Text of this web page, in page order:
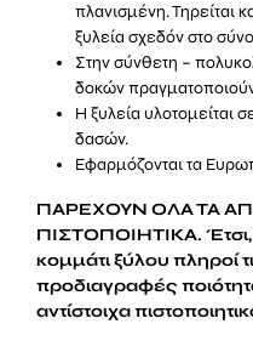
πλανισμένη. Τηρείται
ξυλεία σχεδόν στο
Στην σύνθετη –
δοκών
Η ξυλεία υλοτομείται
δασών.
Εφαρμόζονται τα
ΠΑΡΕΧΟΥΝ ΟΛΑ ΤΑ
ΠΙΣΤΟΠΟΙΗΤΙΚΑ. Έτσι,
κομμάτι ξύλου πληροί
προδιαγραφές
αντίστοιχα